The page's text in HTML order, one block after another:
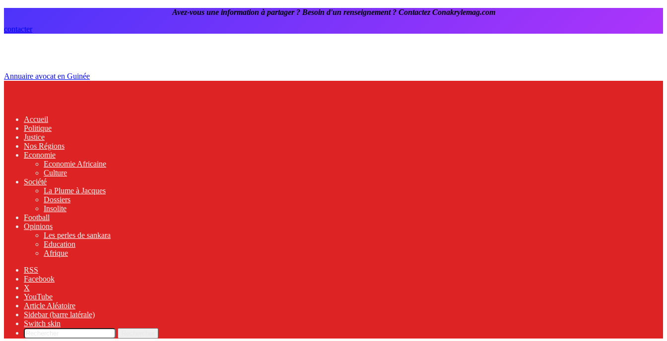
Avez-vous une information à partager ? Besoin d'un renseignement ? Contactez Conakrylemag.com
contacter
Annuaire avocat en Guinée
Accueil
Politique
Justice
Nos Régions
Economie
Economie Africaine
Culture
Société
La Plume à Jacques
Dossiers
Insolite
Football
Opinions
Les perles de sankara
Education
Afrique
RSS
Facebook
X
YouTube
Article Aléatoire
Sidebar (barre latérale)
Switch skin